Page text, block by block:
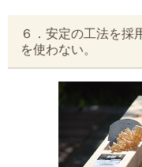
６．安定の工法を
を使わない。